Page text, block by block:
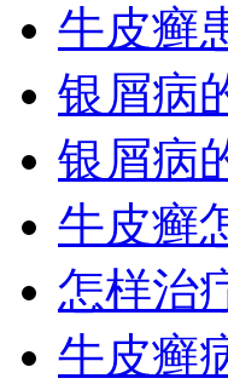
牛皮癣
银屑病
银屑病
牛皮癣
怎样治
牛皮癣